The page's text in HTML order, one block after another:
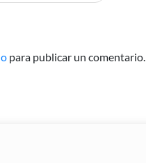
para publicar un comentario.